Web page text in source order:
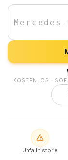
KOSTENLOS ·
Unfallhistorie